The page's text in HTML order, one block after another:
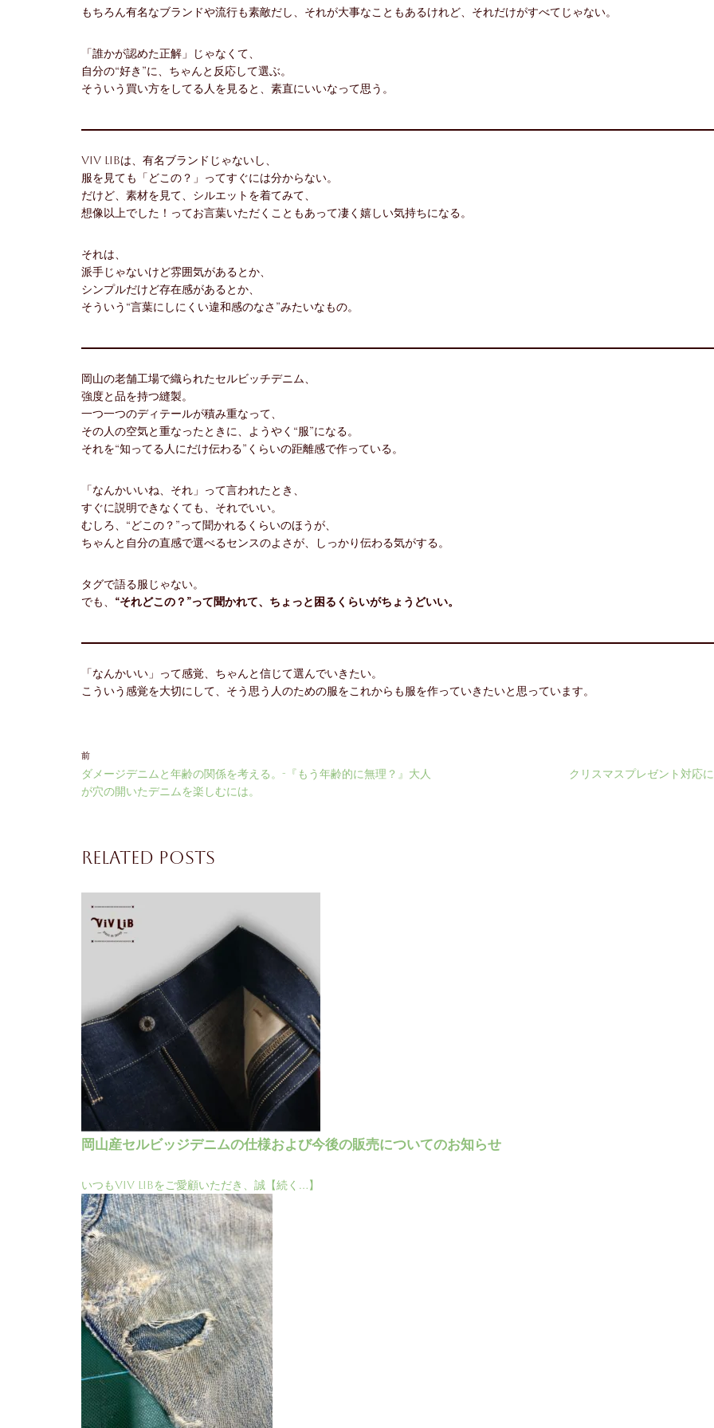
もちろん有名なブランドや流行も素敵だし、それが大事なこともあるけれど、それだけがすべてじゃない。
「誰かが認めた正解」じゃなくて、
自分の“好き”に、ちゃんと反応して選ぶ。
そういう買い方をしてる人を見ると、素直にいいなって思う。
ViV LiBは、有名ブランドじゃないし、
服を見ても「どこの？」ってすぐには分からない。
だけど、素材を見て、シルエットを着てみて、
想像以上でした！ってお言葉いただくこともあって凄く嬉しい気持ちになる。
それは、
派手じゃないけど雰囲気があるとか、
シンプルだけど存在感があるとか、
そういう“言葉にしにくい違和感のなさ”みたいなもの。
岡山の老舗工場で織られたセルビッチデニム、
強度と品を持つ縫製。
一つ一つのディテールが積み重なって、
その人の空気と重なったときに、ようやく“服”になる。
それを“知ってる人にだけ伝わる”くらいの距離感で作っている。
「なんかいいね、それ」って言われたとき、
すぐに説明できなくても、それでいい。
むしろ、“どこの？”って聞かれるくらいのほうが、
ちゃんと自分の直感で選べるセンスのよさが、しっかり伝わる気がする。
タグで語る服じゃない。
でも、 “それどこの？”って聞かれて、ちょっと困るくらいがちょうどいい。
「なんかいい」って感覚、ちゃんと信じて選んでいきたい。
こういう感覚を大切にして、そう思う人のための服をこれからも服を作っていきたいと思っています。
前
ダメージデニムと年齢の関係を考える。-『もう年齢的に無理？』大人
が穴の開いたデニムを楽しむには。
クリスマスプレゼント対応
Related Posts
岡山産セルビッジデニムの仕様および今後の販売についてのお知らせ
いつもViV LiBをご愛顧いただき、誠【続く…】